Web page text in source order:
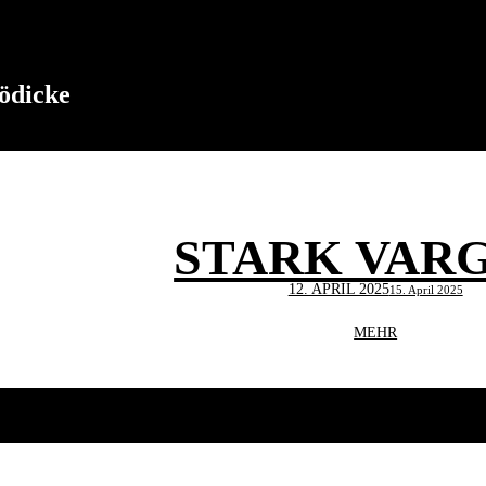
STARK
Veröffentlicht
am
12. APRIL 202515. April 2025
MEHR